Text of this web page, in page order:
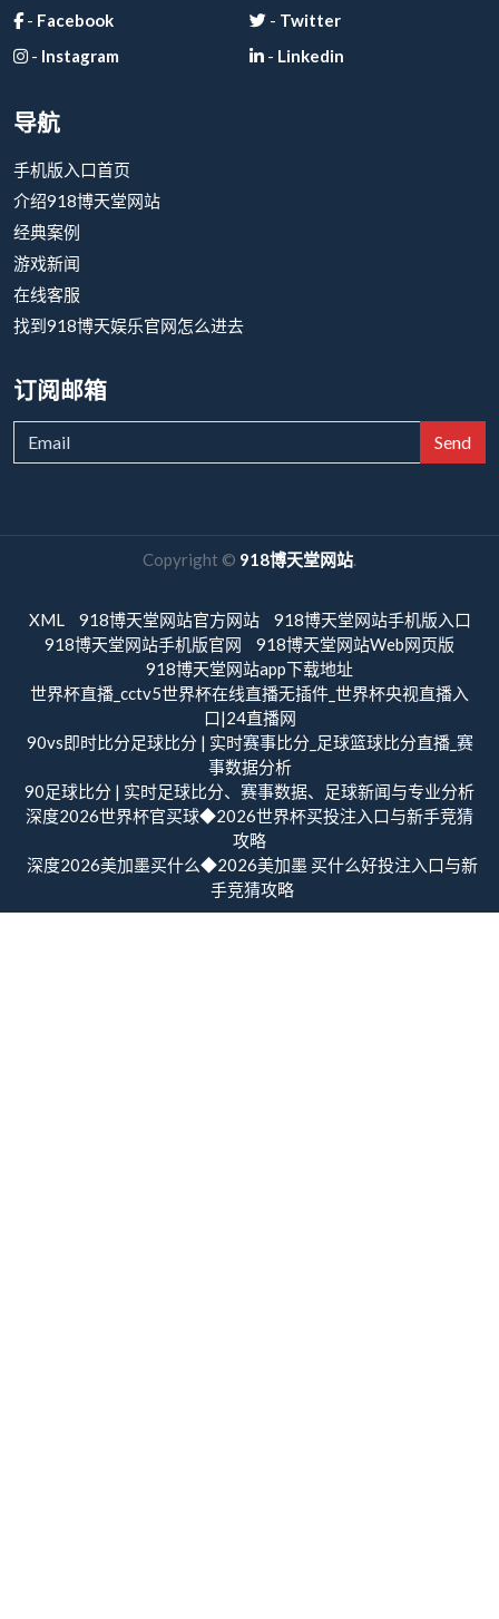
- Facebook - Twitter
- Instagram - Linkedin
导航
手机版入口首页
介绍918博天堂网站
经典案例
游戏新闻
在线客服
找到918博天娱乐官网怎么进去
订阅邮箱
Send
Copyright © 918博天堂网站.
XML 918博天堂网站官方网站
918博天堂网站手机版入口
918博天堂网站手机版官网
918博天堂网站Web网页版
918博天堂网站app下载地址
世界杯直播_cctv5世界杯在线直播无插件_世界杯央视直播入
口|24直播网
90vs即时比分足球比分 | 实时赛事比分_足球篮球比分直播_赛
事数据分析
90足球比分 | 实时足球比分、赛事数据、足球新闻与专业分析
深度2026世界杯官买球◆2026世界杯买投注入口与新手竞猜
攻略
深度2026美加墨买什么◆2026美加墨 买什么好投注入口与新
手竞猜攻略